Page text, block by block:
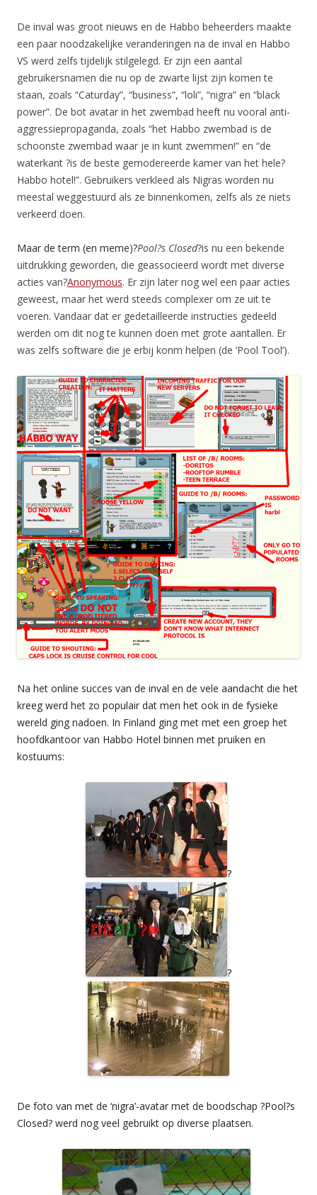
De inval was groot nieuws en de Habbo beheerders maakte
een paar noodzakelijke veranderingen na de inval en Habbo
VS werd zelfs tijdelijk stilgelegd. Er zijn een aantal
gebruikersnamen die nu op de zwarte lijst zijn komen te
staan, zoals “Caturday”, “business”, “loli”, “nigra” en “black
power”. De bot avatar in het zwembad heeft nu vooral anti-
aggressiepropaganda, zoals “het Habbo zwembad is de
schoonste zwembad waar je in kunt zwemmen!” en “de
waterkant ?is de beste gemodereerde kamer van het hele?
Habbo hotel!”. Gebruikers verkleed als Nigras worden nu
meestal weggestuurd als ze binnenkomen, zelfs als ze niets
verkeerd doen.
Maar de term (en meme)?Pool?s Closed?is nu een bekende
uitdrukking geworden, die geassocieerd wordt met diverse
acties van?Anonymous. Er zijn later nog wel een paar acties
geweest, maar het werd steeds complexer om ze uit te
voeren. Vandaar dat er gedetailleerde instructies gedeeld
werden om dit nog te kunnen doen met grote aantallen. Er
was zelfs software die je erbij konm helpen (de ‘Pool Tool’).
Na het online succes van de inval en de vele aandacht die het
kreeg werd het zo populair dat men het ook in de fysieke
wereld ging nadoen. In Finland ging met met een groep het
hoofdkantoor van Habbo Hotel binnen met pruiken en
kostuums:
?
?
De foto van met de ‘nigra’-avatar met de boodschap ?Pool?s
Closed? werd nog veel gebruikt op diverse plaatsen.